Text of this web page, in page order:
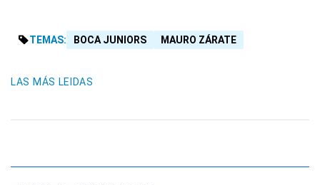
TEMAS: BOCA JUNIORS MAURO ZÁRATE
LAS MÁS LEIDAS